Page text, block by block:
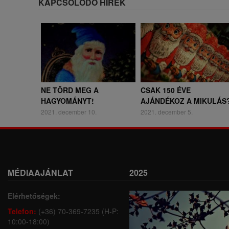
KAPCSOLÓDÓ HÍREK
NE TÖRD MEG A
HAGYOMÁNYT!
2021. december 10.
CSAK 150 ÉVE
AJÁNDÉKOZ A
2021. december 5.
MÉDIAAJÁNLAT
Elérhetőségek:
Telefon: (+36) 70-369-7235 (H-P:
10:00-18:00)
2025